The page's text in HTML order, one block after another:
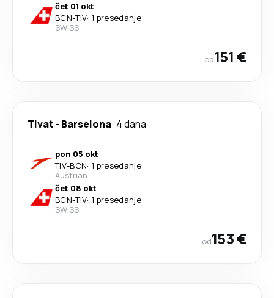
čet 01 okt
BCN-TIV· 1 presedanje
SWISS
od151 €
Tivat- Barselona 4 dana
pon 05 okt
TIV-BCN· 1 presedanje
Austrian
čet 08 okt
BCN-TIV· 1 presedanje
SWISS
od153 €